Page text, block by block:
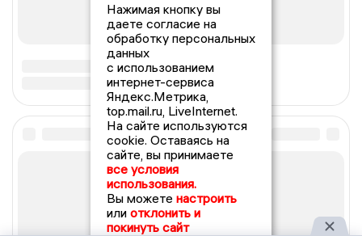
Нажимая кнопку вы
даете согласие на
обработку персональных
данных
с использованием
интернет-сервиса
Яндекс.Метрика,
top.mail.ru, LiveInternet.
На сайте используются
cookie. Оставаясь на
сайте, вы принимаете
все условия
использования.
Вы можете настроить
или отклонить и
покинуть сайт